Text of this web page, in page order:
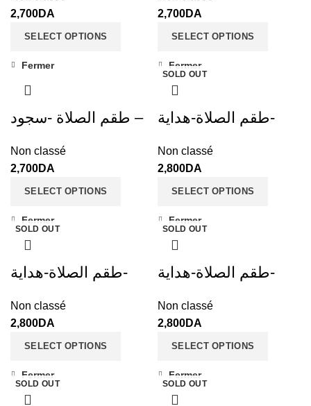
2,700DA
SELECT OPTIONS
2,700DA
SELECT OPTIONS
Fermer
طقم الصلاة -سجود –
Non classé
2,700DA
SELECT OPTIONS
SOLD OUT
Fermer
طقم الصلاة-هداية-
Non classé
2,800DA
SELECT OPTIONS
SOLD OUT
Fermer
طقم الصلاة-هداية-
Non classé
2,800DA
SELECT OPTIONS
SOLD OUT
Fermer
طقم الصلاة-هداية-
Non classé
2,800DA
SELECT OPTIONS
SOLD OUT
Fermer
SOLD OUT
Fermer